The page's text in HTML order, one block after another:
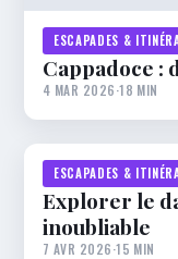
ESCAPADES &
Cappadoce :
4 MAR 2026·18 MIN
ESCAPADES &
Explorer le
inoubliable
7 AVR 2026·15 MIN